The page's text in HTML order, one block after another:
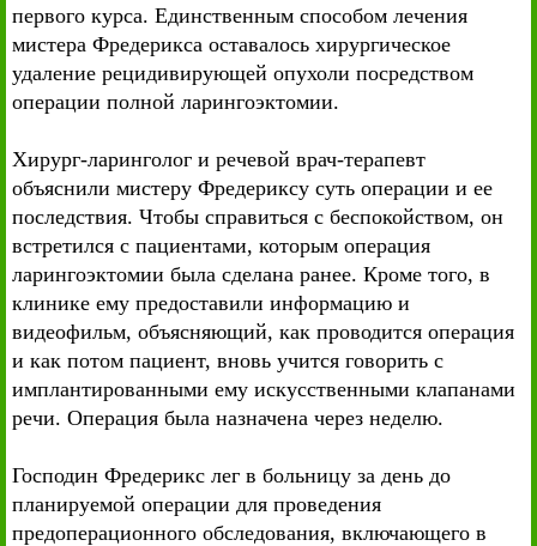
первого курса. Единственным способом лечения
мистера Фредерикса оставалось хирургическое
удаление рецидивирующей опухоли посредством
операции полной ларингоэктомии.
Хирург-ларинголог и речевой врач-терапевт
объяснили мистеру Фредериксу суть операции и ее
последствия. Чтобы справиться с беспокойством, он
встретился с пациентами, которым операция
ларингоэктомии была сделана ранее. Кроме того, в
клинике ему предоставили информацию и
видеофильм, объясняющий, как проводится операция
и как потом пациент, вновь учится говорить с
имплантированными ему искусственными клапанами
речи. Операция была назначена через неделю.
Господин Фредерикс лег в больницу за день до
планируемой операции для проведения
предоперационного обследования, включающего в